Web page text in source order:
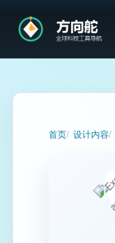
首页 设计内容